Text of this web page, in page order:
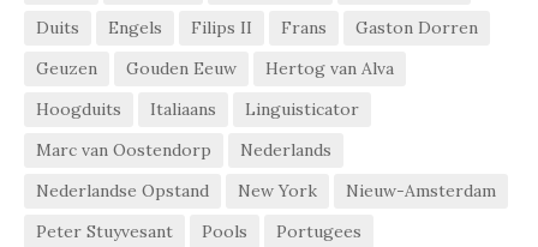
Duits
Engels Filips II Frans
Gaston Dorren
Geuzen
Gouden Eeuw
Hertog van Alva
Hoogduits
Italiaans
Linguisticator
Marc van Oostendorp
Nederlands
Nederlandse Opstand
New York
Nieuw-Amsterdam
Peter Stuyvesant
Pools
Portugees